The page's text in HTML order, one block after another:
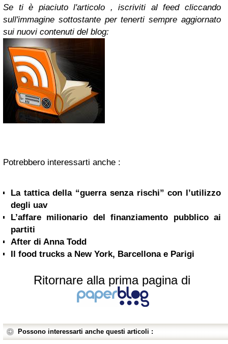
Se ti è piaciuto l'articolo , iscriviti al feed cliccando
sull'immagine sottostante per tenerti sempre aggiornato
sui nuovi contenuti del blog:
Potrebbero interessarti anche :
La tattica della “guerra senza rischi” con l’utilizzo
degli uav
L’affare milionario del finanziamento pubblico ai
partiti
After di Anna Todd
Il food trucks a New York, Barcellona e Parigi
Ritornare alla prima pagina di
Possono interessarti anche questi articoli :